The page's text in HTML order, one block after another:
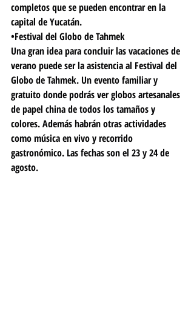
completos que se pueden encontrar en la
capital de Yucatán.
•Festival del Globo de Tahmek
Una gran idea para concluir las vacaciones de
verano puede ser la asistencia al Festival del
Globo de Tahmek. Un evento familiar y
gratuito donde podrás ver globos artesanales
de papel china de todos los tamaños y
colores. Además habrán otras actividades
como música en vivo y recorrido
gastronómico. Las fechas son el 23 y 24 de
agosto.